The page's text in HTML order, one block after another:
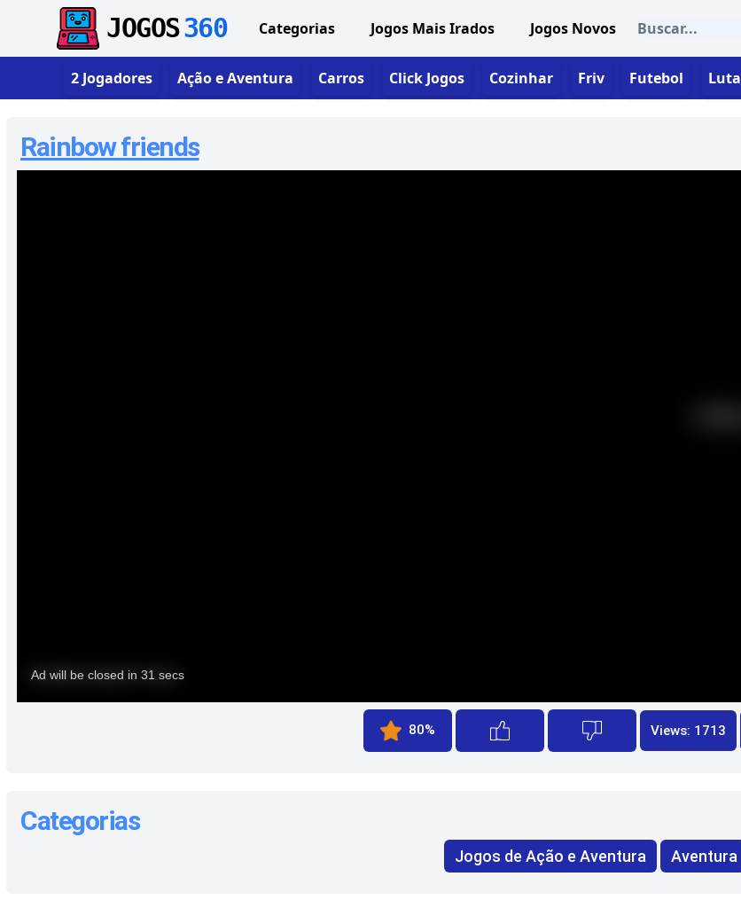
JOGOS360 Categorias Jogos Mais Irados Jogos Novos
2 Jogadores Ação e Aventura Carros Click Jogos Cozinhar Friv Futebol Luta
Rainbow friends
80% Views: 1713
Categorias
Jogos de Ação e Aventura Aventura